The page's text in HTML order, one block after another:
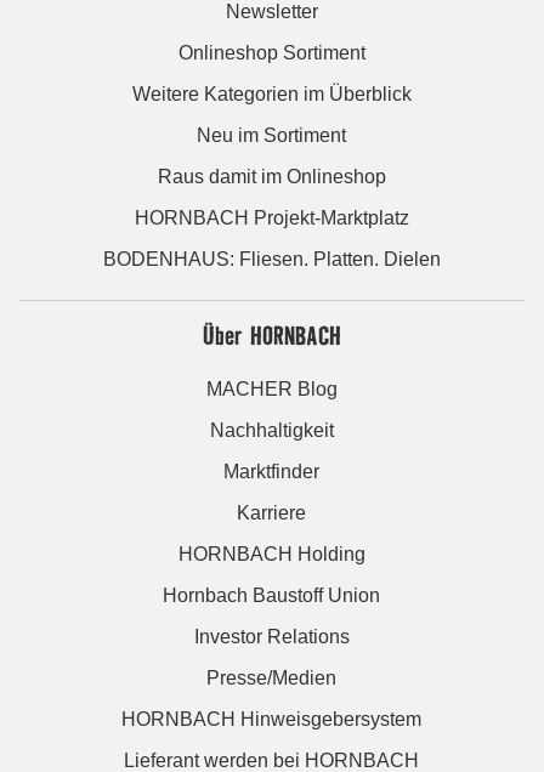
Newsletter
Onlineshop Sortiment
Weitere Kategorien im Überblick
Neu im Sortiment
Raus damit im Onlineshop
HORNBACH Projekt-Marktplatz
BODENHAUS: Fliesen. Platten. Dielen
Über HORNBACH
MACHER Blog
Nachhaltigkeit
Marktfinder
Karriere
HORNBACH Holding
Hornbach Baustoff Union
Investor Relations
Presse/Medien
HORNBACH Hinweisgebersystem
Lieferant werden bei HORNBACH